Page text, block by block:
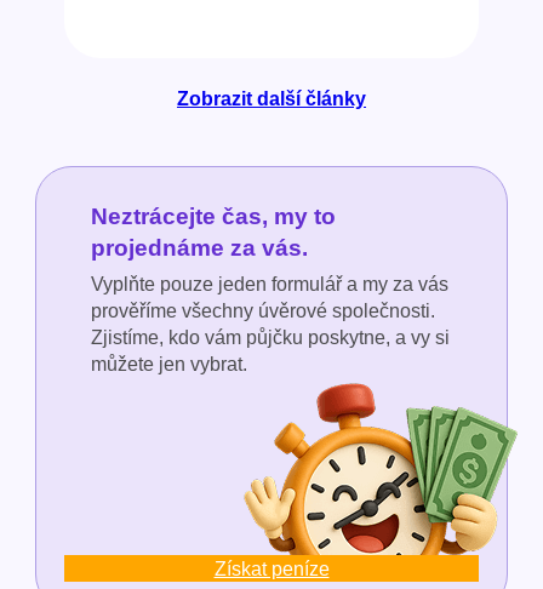
Zobrazit další články
Neztrácejte čas, my to
projednáme za vás.
Vyplňte pouze jeden formulář a my za vás
prověříme všechny úvěrové společnosti.
Zjistíme, kdo vám půjčku poskytne, a vy si
můžete jen vybrat.
Získat peníze